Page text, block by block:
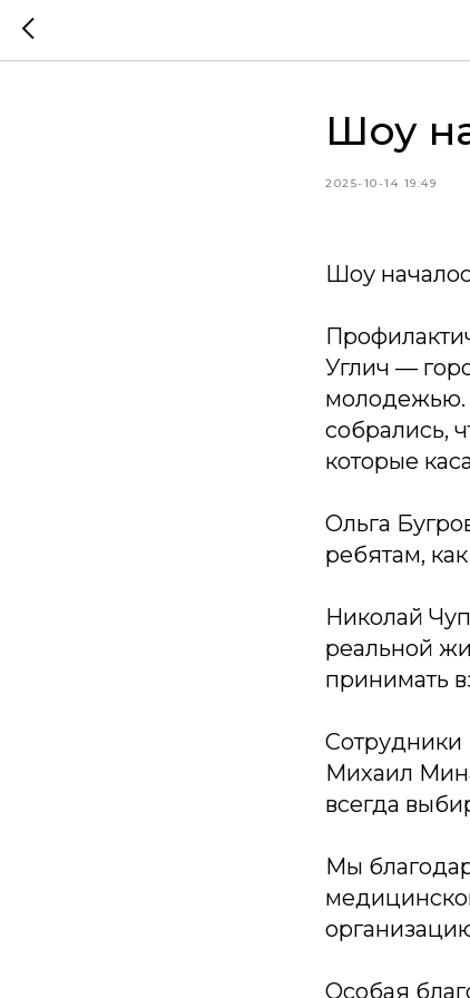
Шоу
2025-10-14 19:49
Шоу
Углич —
молодежью.
собрались,
которые
Ольга
ребятам,
Николай
реальной
принимать
Сотрудники
Михаил
всегда
Мы
Особая